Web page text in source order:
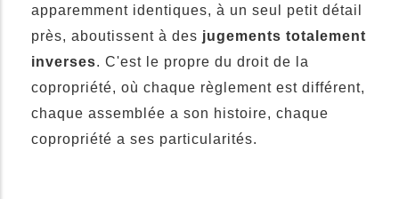
apparemment identiques, à un seul petit détail
près, aboutissent à des jugements totalement
inverses. C'est le propre du droit de la
copropriété, où chaque règlement est différent,
chaque assemblée a son histoire, chaque
copropriété a ses particularités.